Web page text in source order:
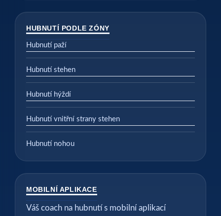
HUBNUTÍ PODLE ZÓNY
Hubnutí paží
Hubnutí stehen
Hubnutí hýždí
Hubnutí vnitřní strany stehen
Hubnutí nohou
MOBILNÍ APLIKACE
Váš coach na hubnutí s mobilní aplikací